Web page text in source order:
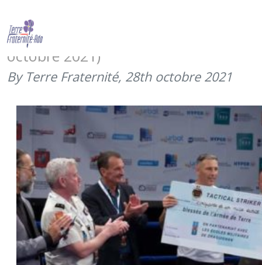
8e gala des sports de combat –
Extreme Fight For Heroes (16
octobre 2021)
By Terre Fraternité, 28th octobre 2021